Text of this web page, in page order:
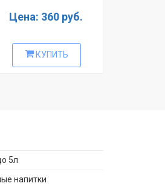
Цена: 360 руб.
КУПИТЬ
5л
напитки